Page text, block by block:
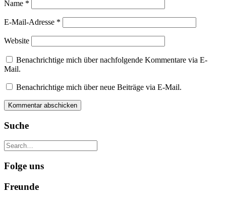
Name *
E-Mail-Adresse *
Website
Benachrichtige mich über nachfolgende Kommentare via E-
Mail.
Benachrichtige mich über neue Beiträge via E-Mail.
Suche
Folge uns
Freunde